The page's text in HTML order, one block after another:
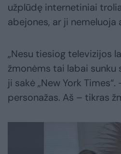
užplūdę internetiniai
abejones, ar ji nemeluoja
„Nesu tiesiog televizijos
žmonėms tai labai sunku
ji sakė „New York
personažas. Aš – tikras